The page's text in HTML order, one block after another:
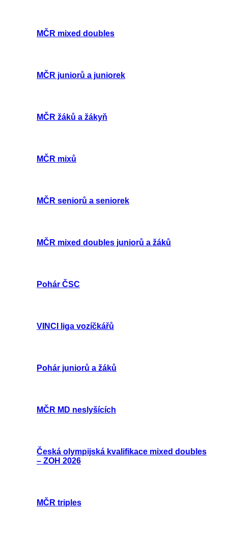
MČR mixed doubles
MČR juniorů a juniorek
MČR žáků a žákyň
MČR mixů
MČR seniorů a seniorek
MČR mixed doubles juniorů a žáků
Pohár ČSC
VINCI liga vozíčkářů
Pohár juniorů a žáků
MČR MD neslyšících
Česká olympijská kvalifikace mixed doubles
– ZOH 2026
MČR triples